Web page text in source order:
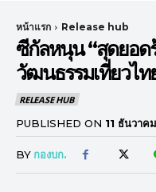
หน้าแรก Release hub
ซีกัลหนุน “สุดยอด
วัฒนธรรมเที่ยวไท
RELEASE HUB
PUBLISHED ON 11 ธันวาค
BY กองบก.